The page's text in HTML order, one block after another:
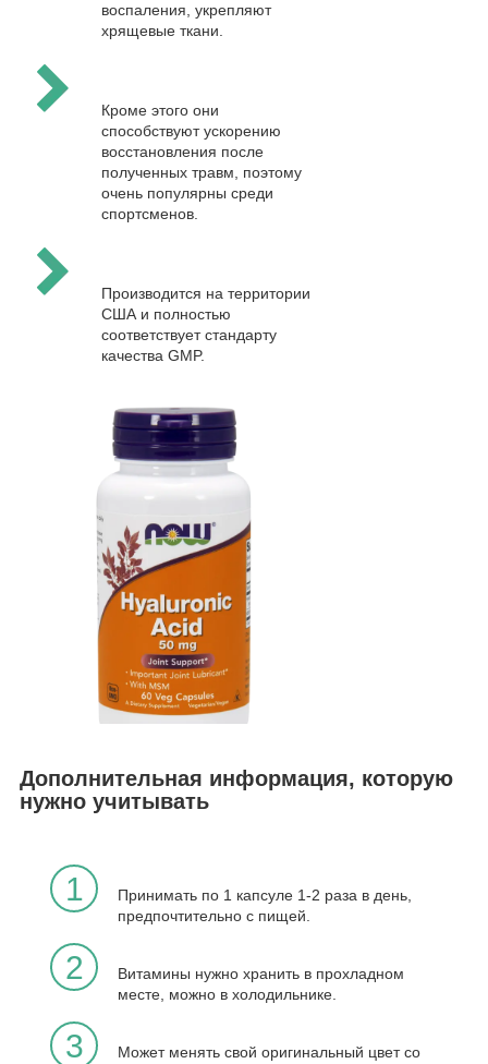
воспаления, укрепляют
хрящевые ткани.
Кроме этого они
способствуют ускорению
восстановления после
полученных травм, поэтому
очень популярны среди
спортсменов.
Производится на территории
США и полностью
соответствует стандарту
качества GMP.
Дополнительная информация, которую
нужно учитывать
1
Принимать по 1 капсуле 1-2 раза в день,
предпочтительно с пищей.
2
Витамины нужно хранить в прохладном
месте, можно в холодильнике.
3 Может менять свой оригинальный цвет со